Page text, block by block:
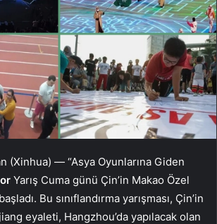
(Xinhua) — “Asya Oyunlarına Giden
Yarış Cuma günü Çin’in Makao Özel
Bu sınıflandırma yarışması, Çin’in
eyaleti, Hangzhou’da yapılacak olan